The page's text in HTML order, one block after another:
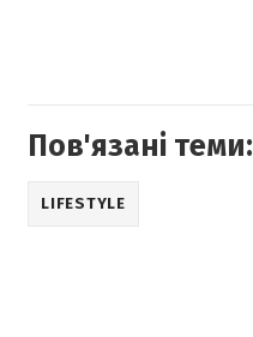
Пов'язані теми:
LIFESTYLE